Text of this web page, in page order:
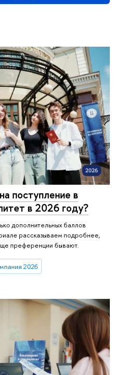
поступление в
в 2026 году?
дополнительных баллов
рассказываем подробнее,
преференции бывают.
2026